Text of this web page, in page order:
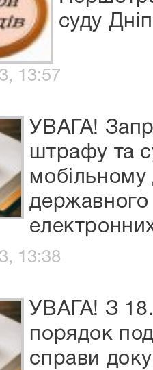
суду
13:57
УВАГА!
штрафу та
мобільному
державного
13:38
УВАГА! З
порядок
справи